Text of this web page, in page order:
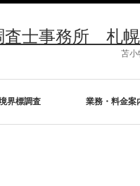
査士事務所 札
苫小
界標調査 業務・料金案